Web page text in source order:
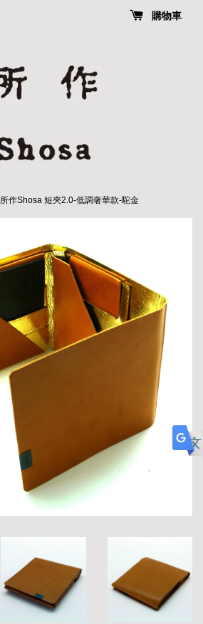
購物車
所作Shosa 短夾2.0-低調奢華款-駝金